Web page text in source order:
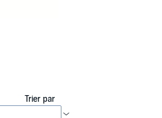
Trier par